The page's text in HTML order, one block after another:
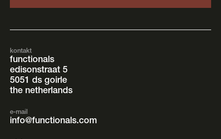
kontakt
functionals
edisonstraat 5
5051 ds goirle
the netherlands
e-mail
info@functionals.com